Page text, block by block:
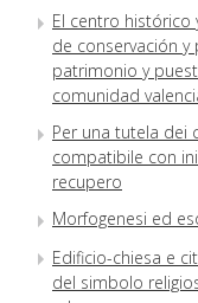
El centro histórico
de conservación
patrimonio y
comunidad
Per una tutela dei
compatibile con
recupero
Morfogenesi ed
Edificio-chiesa e
del simbolo